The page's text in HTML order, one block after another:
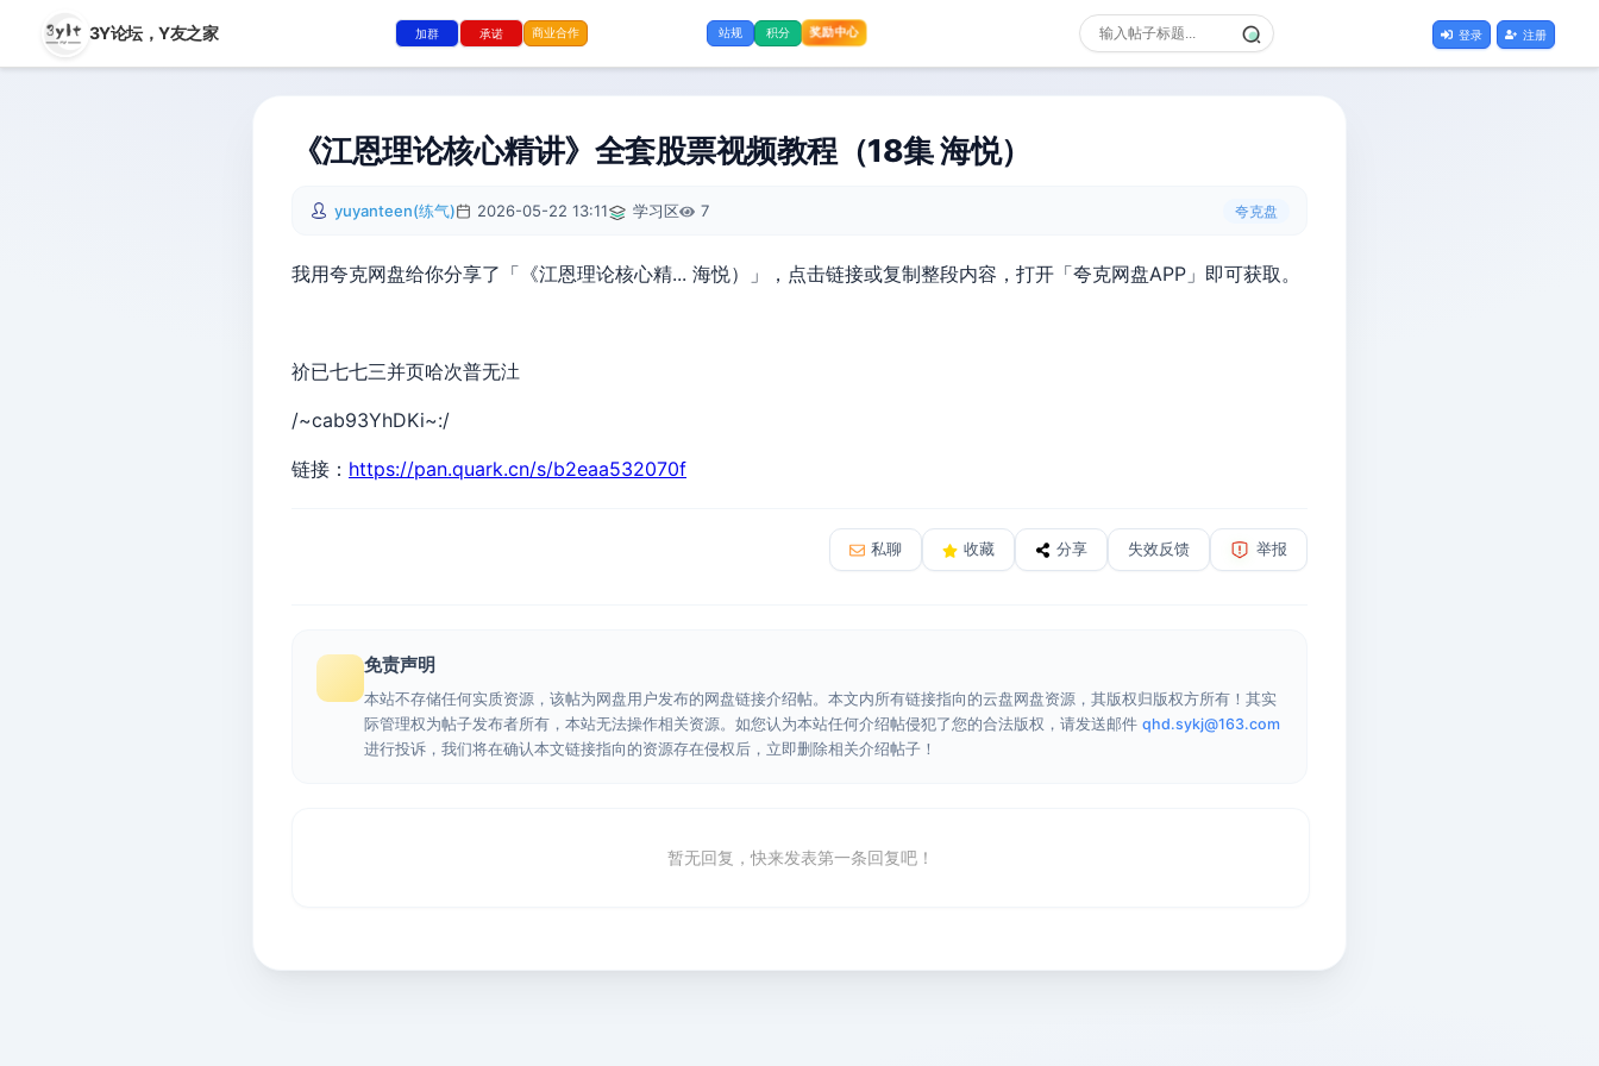
3Y论坛，Y友之家 加群 承诺 商业合作 站规 积分 奖励中心 登录 注册
《江恩理论核心精讲》全套股票视频教程（18集 海悦）
yuyanteen(练气) 2026-05-22 13:11 学习区 7 夸克盘
我用夸克网盘给你分享了「《江恩理论核心精... 海悦）」，点击链接或复制整段内容，打开「夸克网盘APP」即可获取。
祄已七七三并页哈次普无汢
/~cab93YhDKi~:/
链接： https://pan.quark.cn/s/b2eaa532070f
私聊 收藏 分享 失效反馈 举报
免责声明
本站不存储任何实质资源，该帖为网盘用户发布的网盘链接介绍帖。本文内所有链接指向的云盘网盘资源，其版权归版权方所有！其实
际管理权为帖子发布者所有，本站无法操作相关资源。如您认为本站任何介绍帖侵犯了您的合法版权，请发送邮件 qhd.sykj@163.com
进行投诉，我们将在确认本文链接指向的资源存在侵权后，立即删除相关介绍帖子！
暂无回复，快来发表第一条回复吧！